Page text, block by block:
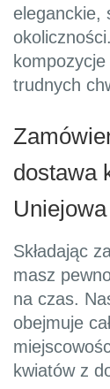
eleganckie,
trudnych
dostawa
Uniejowa
Składając
masz
na czas.
obejmuje
kwiatów z